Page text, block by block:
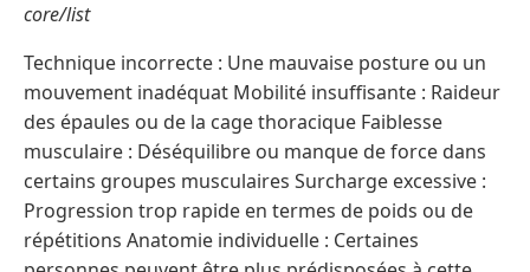
core/list
Technique incorrecte : Une mauvaise posture ou un
mouvement inadéquat Mobilité insuffisante : Raideur
des épaules ou de la cage thoracique Faiblesse
musculaire : Déséquilibre ou manque de force dans
certains groupes musculaires Surcharge excessive :
Progression trop rapide en termes de poids ou de
répétitions Anatomie individuelle : Certaines